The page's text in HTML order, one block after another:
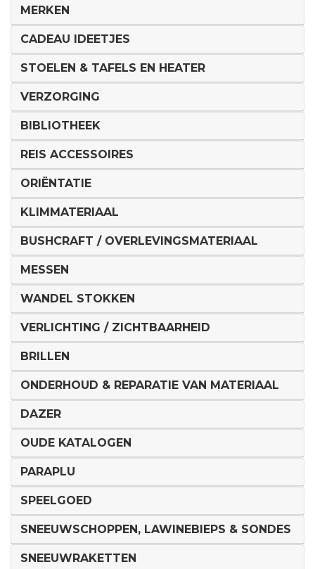
MERKEN
CADEAU IDEETJES
STOELEN & TAFELS EN HEATER
VERZORGING
BIBLIOTHEEK
REIS ACCESSOIRES
ORIËNTATIE
KLIMMATERIAAL
BUSHCRAFT / OVERLEVINGSMATERIAAL
MESSEN
WANDEL STOKKEN
VERLICHTING / ZICHTBAARHEID
BRILLEN
ONDERHOUD & REPARATIE VAN MATERIAAL
DAZER
OUDE KATALOGEN
PARAPLU
SPEELGOED
SNEEUWSCHOPPEN, LAWINEBIEPS & SONDES
SNEEUWRAKETTEN